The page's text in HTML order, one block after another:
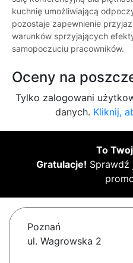
kuchnię umożliwiającą
pozostaje zapewnienie
warunków sprzyjających
samopoczuciu pracowników.
Oceny na
Tylko zalogowani
danych. Kliknij,
To
Gratulacje! Sprawdź
Poznań
ul. Wagrowska 2